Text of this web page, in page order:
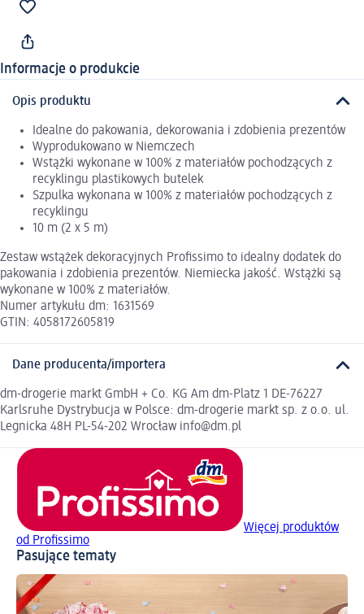
Informacje o produkcie
Opis produktu
Idealne do pakowania, dekorowania i zdobienia prezentów
Wyprodukowano w Niemczech
Wstążki wykonane w 100% z materiałów pochodzących z
recyklingu plastikowych butelek
Szpulka wykonana w 100% z materiałów pochodzących z
recyklingu
10 m (2 x 5 m)
Zestaw wstążek dekoracyjnych Profissimo to idealny dodatek do
pakowania i zdobienia prezentów. Niemiecka jakość. Wstążki są
wykonane w 100% z materiałów.
Numer artykułu dm: 1631569
GTIN: 4058172605819
Dane producenta/importera
dm-drogerie markt GmbH + Co. KG Am dm-Platz 1 DE-76227
Karlsruhe Dystrybucja w Polsce: dm-drogerie markt sp. z o.o. ul.
Legnicka 48H PL-54-202 Wrocław info@dm.pl
Więcej produktów
od Profissimo
Pasujące tematy